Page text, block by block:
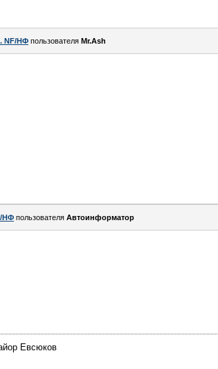
NF/НФ пользователя Mr.Ash
НФ пользователя Автоинформатор
Евсюков